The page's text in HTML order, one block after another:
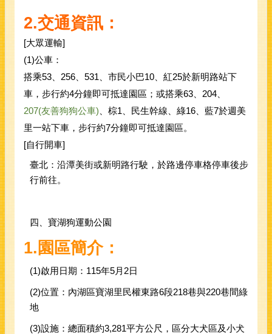
2.交通資訊：
[大眾運輸]
(1)公車：
搭乘53 、256、531、市民小巴10、紅25於新明路站下
車，步行約4分鐘即可抵達園區；或搭乘63 、204、
207(友善狗狗公車) 、棕1、民生幹線、綠16、藍7於週美
里一站下車，步行約7分鐘即可抵達園區。
[自行開車]
臺北：沿潭美街或新明路行駛，於路邊停車格停車後步
行前往。
四、寶湖狗運動公園
1. 園區簡介：
(1)啟用日期：115年5月2日
(2)位置：內湖區寶湖里民權東路6段218巷與220巷間綠
地
(3)設施：總面積約3,281平方公尺，區分大犬區及小犬